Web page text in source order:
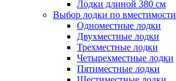
Лодки длиной 380 см
Выбор лодки по вместимости
Одноместные лодки
Двухместные лодки
Трехместные лодки
Четырехместные лодки
Пятиместные лодки